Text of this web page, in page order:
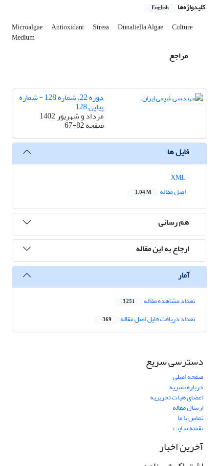
کلیدواژه‌ها English
Microalgae Antioxidant Stress Dunaliella Algae Culture
Medium
مراجع
دوره 22، شماره 128 - شماره
پیاپی 128
مرداد و شهریور 1402
صفحه67-82
فایل ها
اصل مقاله
1.04 M
هم رسانی
ارجاع به این مقاله
آمار
تعداد مشاهده مقاله 3,251
تعداد دریافت فایل اصل مقاله 369
دسترسی سریع
صفحه اصلی
درباره نشریه
اعضای هیات تحریریه
ارسال مقاله
تماس با ما
نقشه سایت
آخرین اخبار